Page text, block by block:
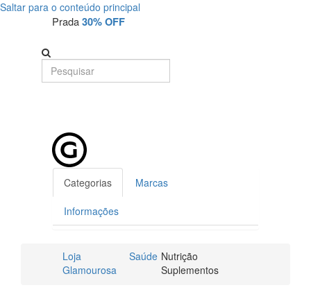
Saltar para o conteúdo principal
Prada30% OFF
Categorias Marcas
Informações
Loja
Glamourosa
Saúde Nutrição
Suplementos